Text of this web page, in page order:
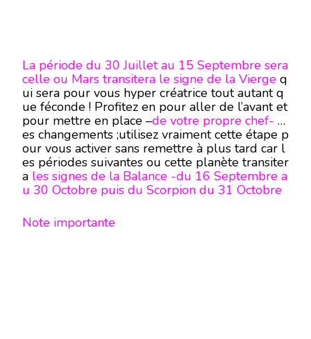
La période du 30 Juillet au 15 Septembre sera
celle ou Mars transitera le signe de la Vierge q
ui sera pour vous hyper créatrice tout autant q
ue féconde ! Profitez en pour aller de l’avant et
pour mettre en place –de votre propre chef- d
es changements ;utilisez vraiment cette étape p
our vous activer sans remettre à plus tard car l
es périodes suivantes ou cette planète transiter
a les signes de la Balance -du 16 Septembre a
u 30 Octobre puis du Scorpion du 31 Octobre
out ceci …
Note importante